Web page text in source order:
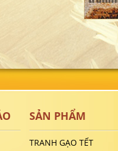
SẢN PHẨM
TRANH GẠO TẾT